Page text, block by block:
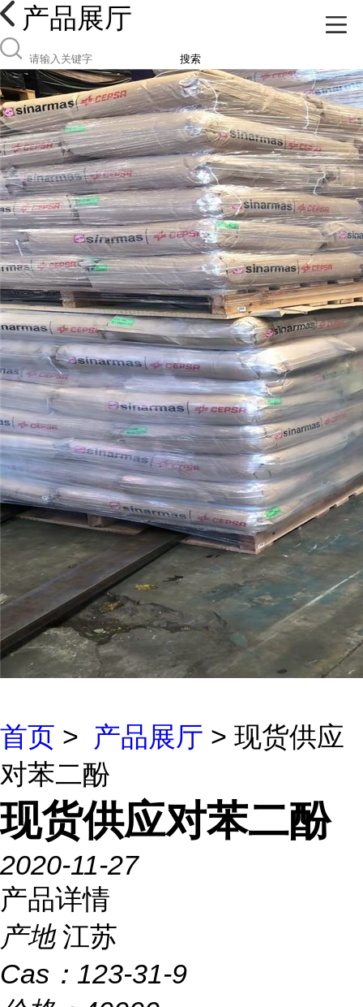
产品展厅
搜索
首页 > 产品展厅 > 现货供应
对苯二酚
现货供应对苯二酚
2020-11-27
产品详情
产地 江苏
Cas： 123-31-9